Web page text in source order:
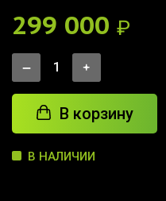
299 000 ₽
В корзину
В НАЛИЧИИ